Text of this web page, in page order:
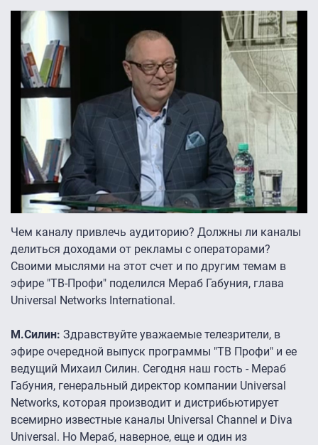
Чем каналу привлечь аудиторию? Должны ли каналы
делиться доходами от рекламы с операторами?
Своими мыслями на этот счет и по другим темам в
эфире "ТВ-Профи" поделился Мераб Габуния, глава
Universal Networks International.
М.Силин: Здравствуйте уважаемые телезрители, в
эфире очередной выпуск программы "ТВ Профи" и ее
ведущий Михаил Силин. Сегодня наш гость - Мераб
Габуния, генеральный директор компании Universal
Networks, которая производит и дистрибьютирует
всемирно известные каналы Universal Channel и Diva
Universal. Но Мераб, наверное, еще и один из